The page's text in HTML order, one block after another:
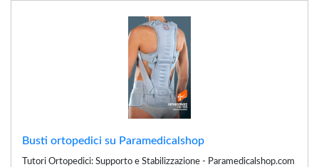
Busti ortopedici su Paramedicalshop
Tutori Ortopedici: Supporto e Stabilizzazione - Paramedicalshop.com